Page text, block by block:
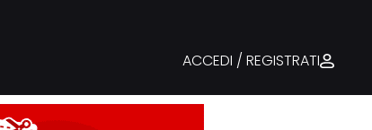
ACCEDI / REGISTRATI